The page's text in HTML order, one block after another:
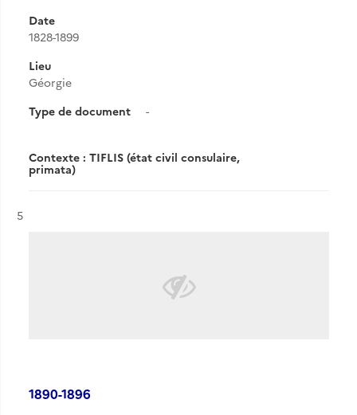
Date
1828-1899
Lieu
Géorgie
Type de document
-
Contexte : TIFLIS (état civil consulaire,
primata)
Résultat n°
5
1890-1896